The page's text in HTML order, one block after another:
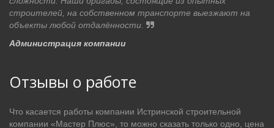
строителей, на собственном транспорте выезжают на
объекты любой отдалённости.
Администрация компании
Отзывы о работе
Что касается работы компании Истринской строительной
компании «Мастер Плюс», то можно сказать только одно, цена